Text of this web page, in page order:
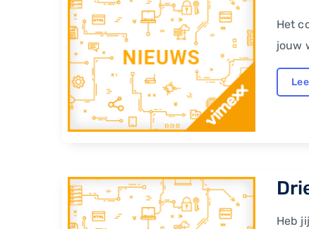
Het
jouw
Heb